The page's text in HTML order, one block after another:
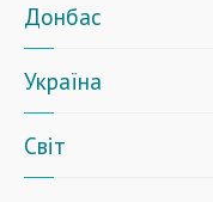
Донбас
Україна
Світ